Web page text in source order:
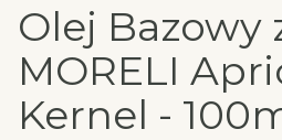
Olej Bazowy
MORELI
Kernel -